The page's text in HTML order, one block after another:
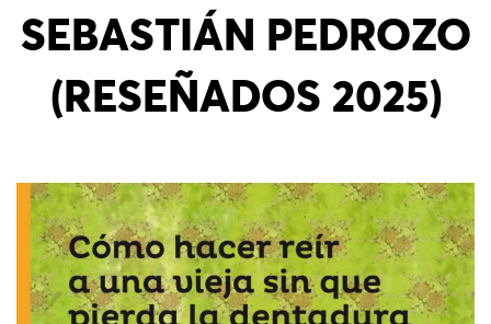
SEBASTIÁN PEDROZO
(RESEÑADOS 2025)